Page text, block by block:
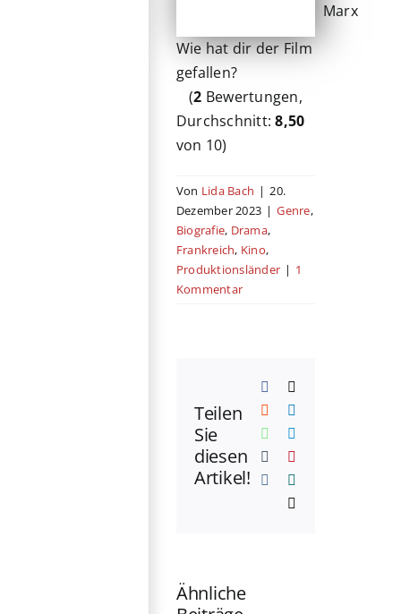
Marx
Wie hat dir der Film
gefallen?
(2 Bewertungen,
Durchschnitt:8,50
von 10)
Von Lida Bach | 20.
Dezember 2023 | Genre,
Biografie, Drama,
Frankreich, Kino,
Produktionsländer | 1
Kommentar
Teilen
Sie
diesen
Artikel!
Facebook
Reddit
WhatsApp
Tumblr
Ähnliche